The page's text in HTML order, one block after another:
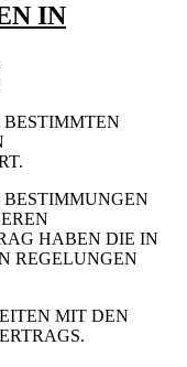
IN
HABEN DIE IN
REGELUNGEN
MIT DEN